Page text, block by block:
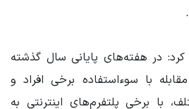
کرد: در هفته‌های پایانی سال گذشته
با سوءاستفاده برخی افراد و
با برخی پلتفرم‌های اینترنتی به